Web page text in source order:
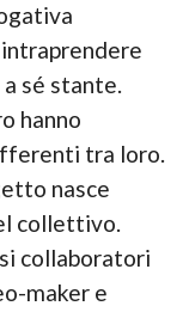
sé stante.
hanno
tra loro.
nasce
collettivo.
collaboratori
maker e